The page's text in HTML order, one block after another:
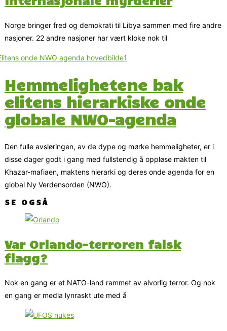
Norge bringer fred og demokrati til Libya sammen med fire andre
nasjoner. 22 andre nasjoner har vært kloke nok til
Hemmelighetene bak
elitens hierarkiske onde
globale NWO-agenda
Den fulle avsløringen, av de dype og mørke hemmeligheter, er i
disse dager godt i gang med fullstendig å oppløse makten til
Khazar-mafiaen, maktens hierarki og deres onde agenda for en
global Ny Verdensorden (NWO).
SE OGSÅ
Var Orlando-terroren falsk
flagg?
Nok en gang er et NATO-land rammet av alvorlig terror. Og nok
en gang er media lynraskt ute med å